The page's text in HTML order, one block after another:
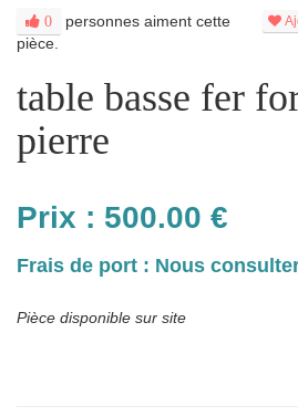
0
personnes aiment cette
pièce.
table basse fer
pierre
Prix : 500.00 €
Frais de port : Nous
Pièce disponible sur site